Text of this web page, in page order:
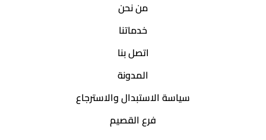
من نحن
خدماتنا
اتصل بنا
المدونة
سياسة الاستبدال والاسترجاع
فرع القصيم